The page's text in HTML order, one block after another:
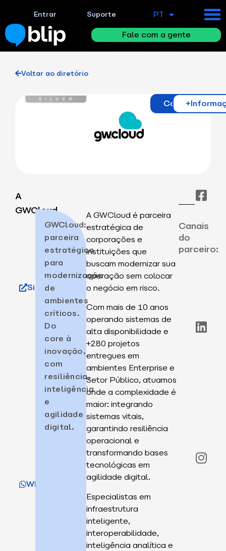
Entrar Suporte PT
EN
Fale com a gente
Voltar ao diretório
Contato
A
GWCloud
Site
WhatsApp
GWCloud:
parceira
estratégica
para
modernização
de
ambientes
críticos.
Do
core à
inovação,
com
resiliência,
inteligência
e
agilidade
digital.
A GWCloud é parceira
estratégica de
corporações e
instituições que
buscam modernizar sua
operação sem colocar
o negócio em risco.
Com mais de 10 anos
operando sistemas de
alta disponibilidade e
+280 projetos
entregues em
ambientes Enterprise e
Setor Público, atuamos
onde a complexidade é
maior: integrando
sistemas vitais,
garantindo resiliência
operacional e
transformando bases
tecnológicas em
agilidade digital.
Especialistas em
infraestrutura
inteligente,
interoperabilidade,
inteligência analítica e
Canais
do
parceiro: